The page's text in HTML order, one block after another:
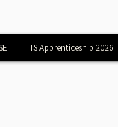
TS Apprenticeship 2026